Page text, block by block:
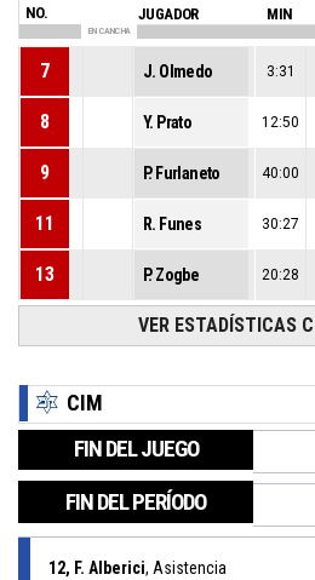
NO. JUGADOR MIN
EN CANCHA
7 J. Olmedo 3:31
8 Y. Prato 12:50
9 P. Furlaneto 40:00
11 R. Funes 30:27
13 P. Zogbe 20:28
VER ESTADÍSTICAS
CIM
FIN DEL JUEGO
FIN DEL PERÍODO
12, F. Alberici, Asistencia